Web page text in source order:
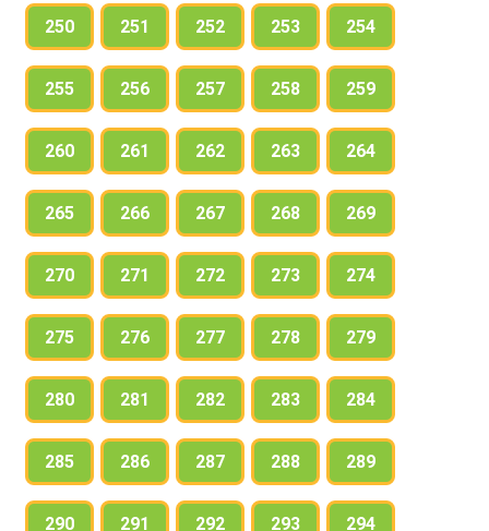
250 251 252 253 254
255 256 257 258 259
260 261 262 263 264
265 266 267 268 269
270 271 272 273 274
275 276 277 278 279
280 281 282 283 284
285 286 287 288 289
290 291 292 293 294